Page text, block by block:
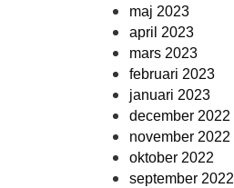
maj 2023
april 2023
mars 2023
februari 2023
januari 2023
december 2022
november 2022
oktober 2022
september 2022